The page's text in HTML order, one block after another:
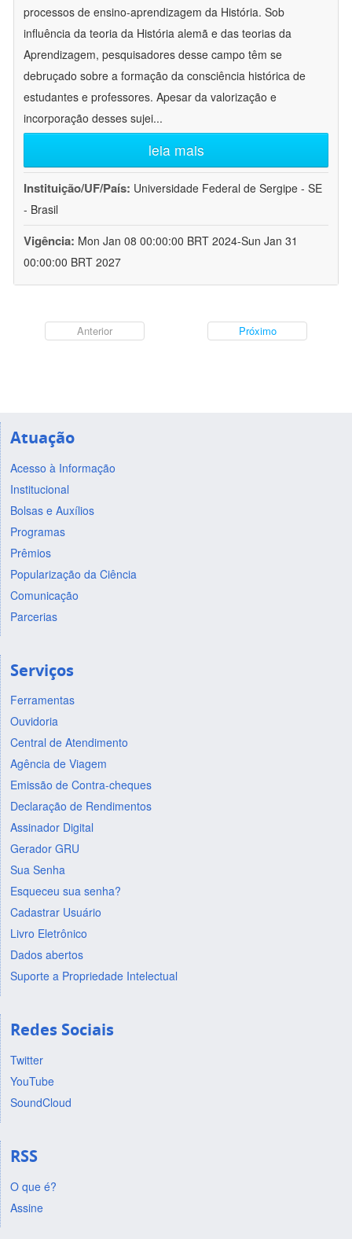
processos de ensino-aprendizagem da História. Sob
influência da teoria da História alemã e das teorias da
Aprendizagem, pesquisadores desse campo têm se
debruçado sobre a formação da consciência histórica de
estudantes e professores. Apesar da valorização e
incorporação desses sujei...
leia mais
Instituição/UF/País: Universidade Federal de Sergipe - SE
- Brasil
Vigência: Mon Jan 08 00:00:00 BRT 2024-Sun Jan 31
00:00:00 BRT 2027
Anterior Próximo
Atuação
Acesso à Informação
Institucional
Bolsas e Auxílios
Programas
Prêmios
Popularização da Ciência
Comunicação
Parcerias
Serviços
Ferramentas
Ouvidoria
Central de Atendimento
Agência de Viagem
Emissão de Contra-cheques
Declaração de Rendimentos
Assinador Digital
Gerador GRU
Sua Senha
Esqueceu sua senha?
Cadastrar Usuário
Livro Eletrônico
Dados abertos
Suporte a Propriedade Intelectual
Redes Sociais
Twitter
YouTube
SoundCloud
RSS
O que é?
Assine